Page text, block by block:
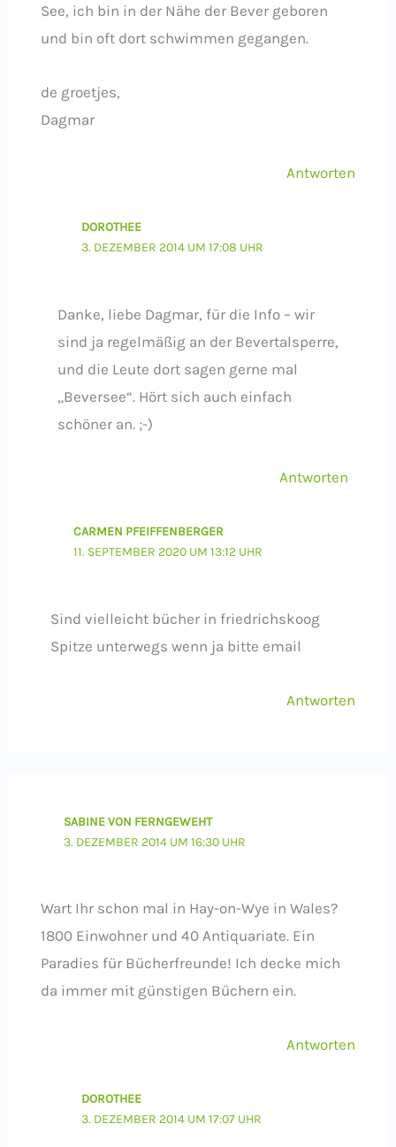
See, ich bin in der Nähe der Bever geboren
und bin oft dort schwimmen gegangen.
de groetjes,
Dagmar
Antworten
DOROTHEE
3. DEZEMBER 2014 UM 17:08 UHR
Danke, liebe Dagmar, für die Info – wir
sind ja regelmäßig an der Bevertalsperre,
und die Leute dort sagen gerne mal
„Beversee“. Hört sich auch einfach
schöner an. ;-)
Antworten
CARMEN PFEIFFENBERGER
11. SEPTEMBER 2020 UM 13:12 UHR
Sind vielleicht bücher in friedrichskoog
Spitze unterwegs wenn ja bitte email
Antworten
SABINE VON FERNGEWEHT
3. DEZEMBER 2014 UM 16:30 UHR
Wart Ihr schon mal in Hay-on-Wye in Wales?
1800 Einwohner und 40 Antiquariate. Ein
Paradies für Bücherfreunde! Ich decke mich
da immer mit günstigen Büchern ein.
Antworten
DOROTHEE
3. DEZEMBER 2014 UM 17:07 UHR